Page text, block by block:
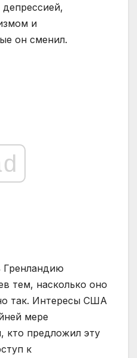
и
он сменил.
Гренландию
тем, насколько оно
так. Интересы США
мере
кто предложил эту
к